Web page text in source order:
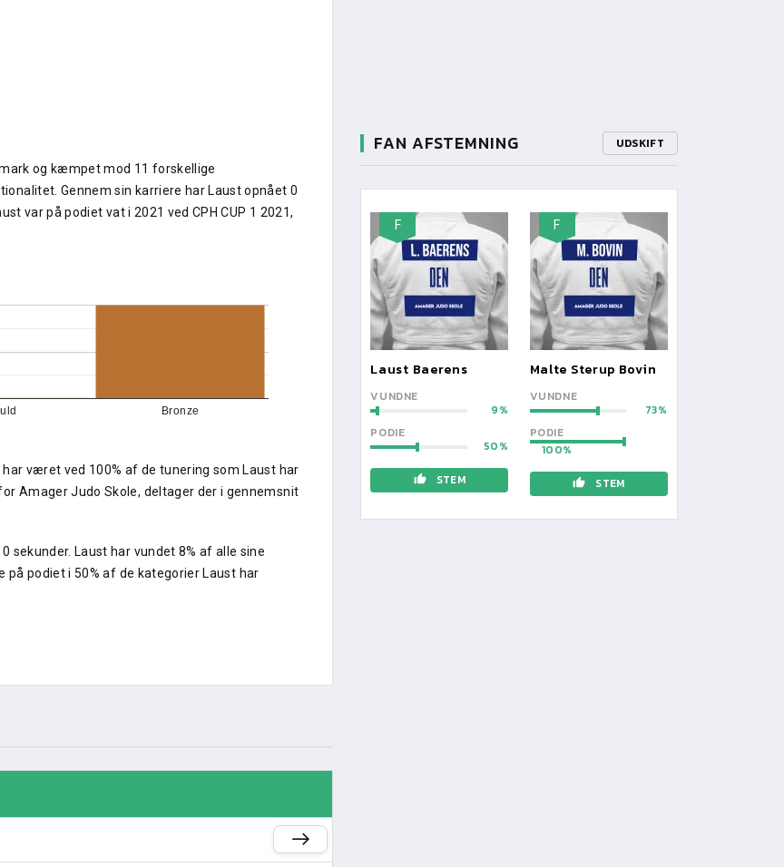
og kæmpet mod 11 forskellige
Gennem sin karriere har Laust opnået 0
var på podiet vat i 2021 ved CPH CUP 1 2021,
Bronze
været ved 100% af de tunering som Laust har
Amager Judo Skole, deltager der i gennemsnit
sekunder. Laust har vundet 8% af alle sine
på podiet i 50% af de kategorier Laust har
FAN AFSTEMNING UDSKIFT
F
Laust Baerens
VUNDNE
9
PODIE
50
STEM
F
Malte Sterup Bovin
VUNDNE
73
PODIE
100
STEM